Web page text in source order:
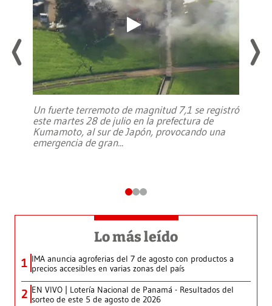
Un fuerte terremoto de magnitud 7,1 se registró
este martes 28 de julio en la prefectura de
Kumamoto, al sur de Japón, provocando una
emergencia de gran...
Lo más leído
1 IMA anuncia agroferias del 7 de agosto con productos a
precios accesibles en varias zonas del país
2 EN VIVO | Lotería Nacional de Panamá - Resultados del
sorteo de este 5 de agosto de 2026